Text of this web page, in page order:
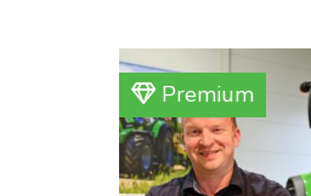
Premium